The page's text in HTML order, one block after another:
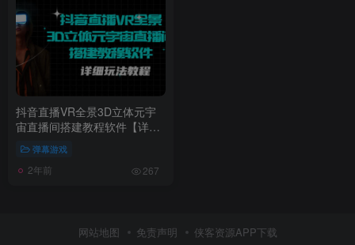
抖音直播VR全景3D立体元宇
宙直播间搭建教程软件【详细
弹幕游戏
2年前 267
网站地图 免责声明
侠客资源APP下载